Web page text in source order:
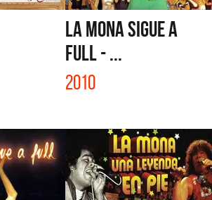
LA MONA SIGUE A
FULL - ...
2010